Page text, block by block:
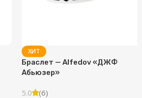
ХИТ
Браслет — Alfedov «ДЖФ
Абьюзер»
5.0
(6)